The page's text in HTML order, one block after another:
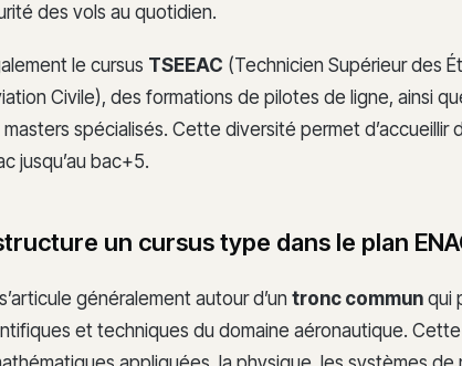
des vols au quotidien.
le cursus TSEEAC (Technicien Supérieur des
Civile), des formations de pilotes de ligne, ainsi
spécialisés. Cette diversité permet d’accueillir
jusqu’au bac+5.
un cursus type dans le plan
généralement autour d’un tronc communqui
et techniques du domaine aéronautique.